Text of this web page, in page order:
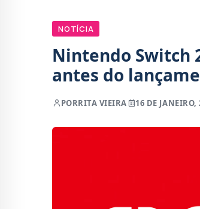
NOTÍCIA
Nintendo Switch
antes do
PORRITA VIEIRA 16 DE JANEIRO,